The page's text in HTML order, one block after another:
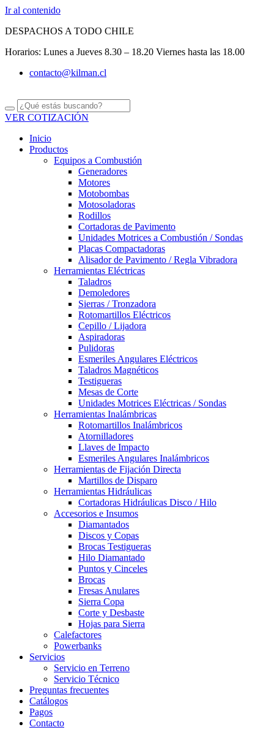
Ir al contenido
DESPACHOS A TODO CHILE
Horarios: Lunes a Jueves 8.30 – 18.20 Viernes hasta las 18.00
contacto@kilman.cl
VER COTIZACIÓN
Inicio
Productos
Equipos a Combustión
Generadores
Motores
Motobombas
Motosoladoras
Rodillos
Cortadoras de Pavimento
Unidades Motrices a Combustión / Sondas
Placas Compactadoras
Alisador de Pavimento / Regla Vibradora
Herramientas Eléctricas
Taladros
Demoledores
Sierras / Tronzadora
Rotomartillos Eléctricos
Cepillo / Lijadora
Aspiradoras
Pulidoras
Esmeriles Angulares Eléctricos
Taladros Magnéticos
Testigueras
Mesas de Corte
Unidades Motrices Eléctricas / Sondas
Herramientas Inalámbricas
Rotomartillos Inalámbricos
Atornilladores
Llaves de Impacto
Esmeriles Angulares Inalámbricos
Herramientas de Fijación Directa
Martillos de Disparo
Herramientas Hidráulicas
Cortadoras Hidráulicas Disco / Hilo
Accesorios e Insumos
Diamantados
Discos y Copas
Brocas Testigueras
Hilo Diamantado
Puntos y Cinceles
Brocas
Fresas Anulares
Sierra Copa
Corte y Desbaste
Hojas para Sierra
Calefactores
Powerbanks
Servicios
Servicio en Terreno
Servicio Técnico
Preguntas frecuentes
Catálogos
Pagos
Contacto